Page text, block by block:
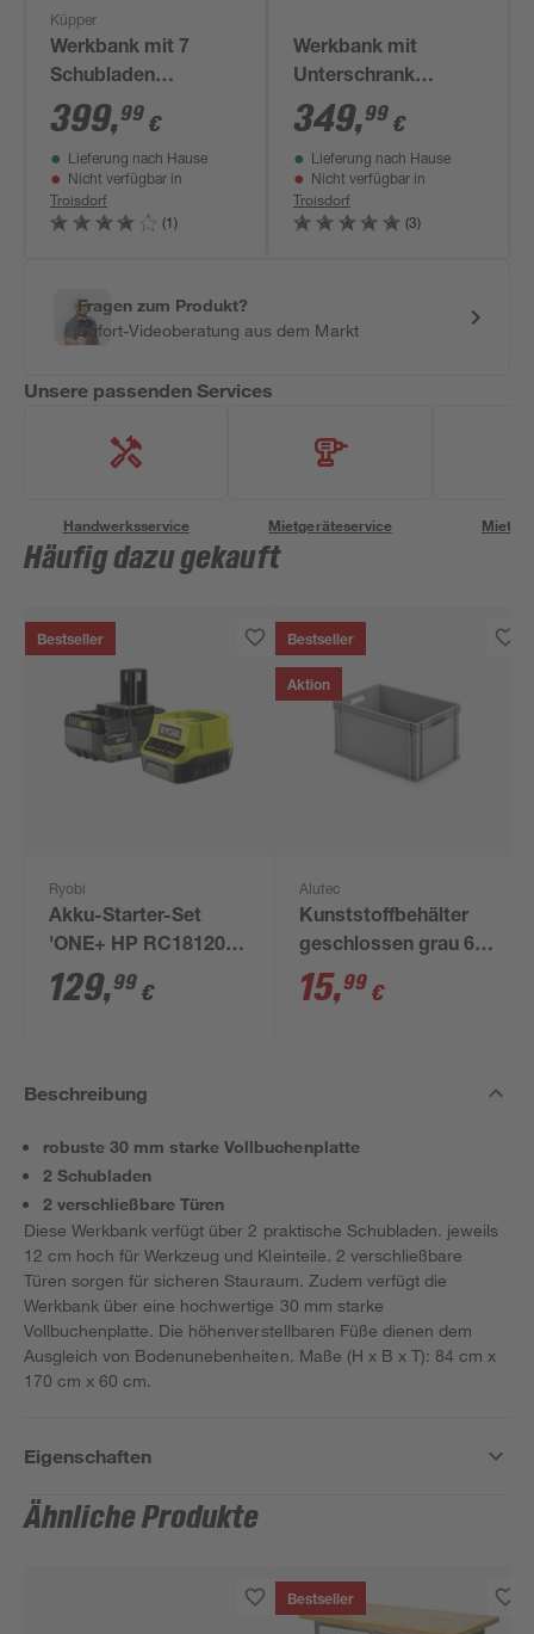
Küpper
Werkbank mit 7
Schubladen
dunkelrot 120 x 84 x
60 cm
399,99 €
Lieferung nach Hause
Nicht verfügbar in
Troisdorf
(1)
Werkbank mit
Unterschrank
'System-Profi' 122 x
95 x 61 cm
349,99 €
Lieferung nach Hause
Nicht verfügbar in
Troisdorf
(3)
Fragen zum Produkt?
Sofort-Videoberatung aus dem Markt
Unsere passenden Services
Handwerksservice Mietgeräteservice
Häufig dazu gekauft
Bestseller
Ryobi
Akku-Starter-Set
'ONE+ HP RC18120-
150X' 18 V 5,0 Ah mit
Akku und Ladegerät
129,99 €
Bestseller
Aktion
Alutec
Kunststoffbehälter
geschlossen grau 60
x 40 x 32 cm
15,99 €
Beschreibung
robuste 30 mm starke Vollbuchenplatte
2 Schubladen
2 verschließbare Türen
Diese Werkbank verfügt über 2 praktische Schubladen. jeweils
12 cm hoch für Werkzeug und Kleinteile. 2 verschließbare
Türen sorgen für sicheren Stauraum. Zudem verfügt die
Werkbank über eine hochwertige 30 mm starke
Vollbuchenplatte. Die höhenverstellbaren Füße dienen dem
Ausgleich von Bodenunebenheiten. Maße (H x B x T): 84 cm x
170 cm x 60 cm.
Eigenschaften
Ähnliche Produkte
Bestseller